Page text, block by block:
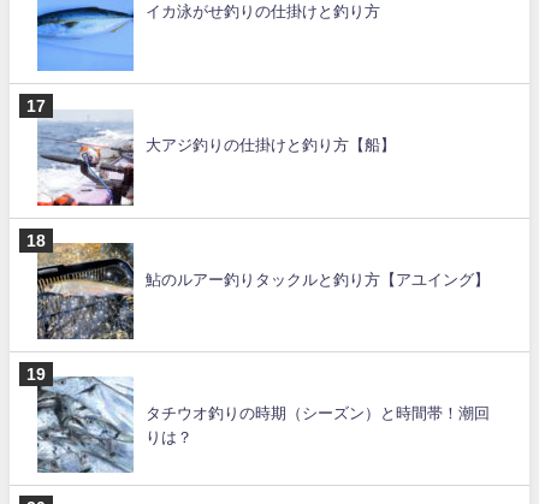
イカ泳がせ釣りの仕掛けと釣り方
大アジ釣りの仕掛けと釣り方【船】
鮎のルアー釣りタックルと釣り方【アユイング】
タチウオ釣りの時期（シーズン）と時間帯！潮回
りは？